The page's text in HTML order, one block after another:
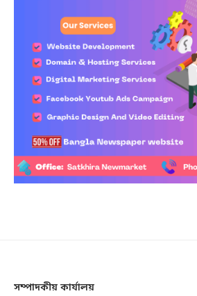
সম্পাদকীয় কার্যালয়